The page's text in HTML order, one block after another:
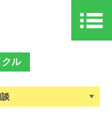
ル